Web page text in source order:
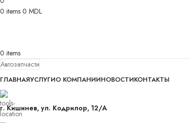
0 items 0 MDL
0 items
Автозапчасти
ГЛАВНАЯУСЛУГИО КОМПАНИИНОВОСТИКОНТАКТЫ
г. Кишинев, ул. Кодрилор, 12/A